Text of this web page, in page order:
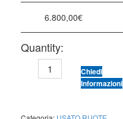
6.800,00€
Quantity:
Chiedi
Informazioni